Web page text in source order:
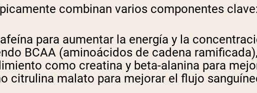
combinan varios componentes
para aumentar la energía y la
BCAA (aminoácidos de cadena
como creatina y beta-alanina para
citrulina malato para mejorar el flujo